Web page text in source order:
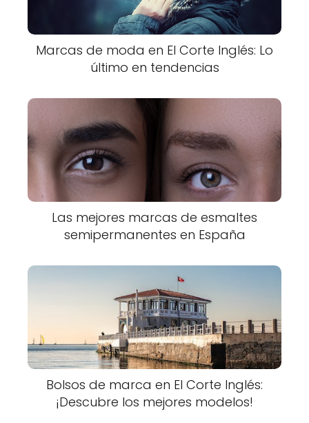
Marcas de moda en El Corte Inglés: Lo
último en tendencias
Las mejores marcas de esmaltes
semipermanentes en España
Bolsos de marca en El Corte Inglés:
¡Descubre los mejores modelos!